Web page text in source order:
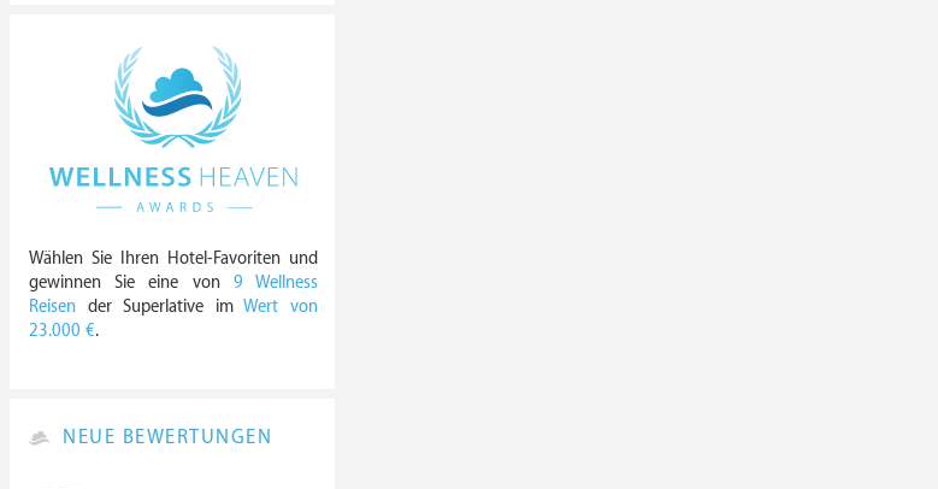
Wählen Sie Ihren Hotel-Favoriten und
gewinnen Sie eine von 9 Wellness
Reisen der Superlative imWert von
23.000 €.
NEUE BEWERTUNGEN